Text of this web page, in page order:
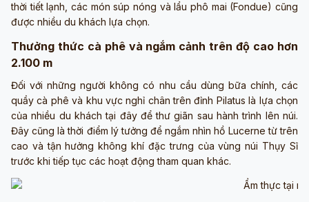
thời tiết lạnh, các món súp nóng và lẩu phô mai (Fondue) cũng
được nhiều du khách lựa chọn.
Thưởng thức cà phê và ngắm cảnh trên độ cao hơn
2.100 m
Đối với những người không có nhu cầu dùng bữa chính, các
quầy cà phê và khu vực nghỉ chân trên đỉnh Pilatus là lựa chọn
của nhiều du khách tại đây để thư giãn sau hành trình lên núi.
Đây cũng là thời điểm lý tưởng để ngắm nhìn hồ Lucerne từ trên
cao và tận hưởng không khí đặc trưng của vùng núi Thụy Sĩ
trước khi tiếp tục các hoạt động tham quan khác.